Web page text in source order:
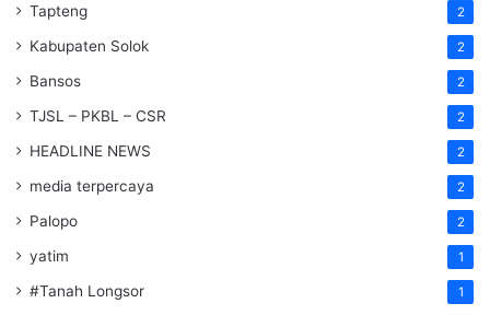
Tapteng 2
Kabupaten Solok 2
Bansos 2
TJSL – PKBL – CSR 2
HEADLINE NEWS 2
media terpercaya 2
Palopo 2
yatim 1
#Tanah Longsor 1